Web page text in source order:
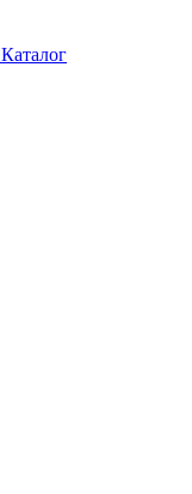
Каталог